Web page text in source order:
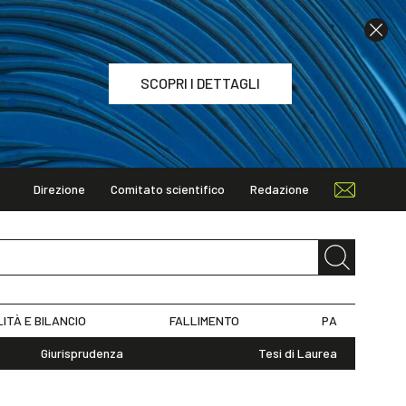
SCOPRI I DETTAGLI
Direzione Comitato scientifico Redazione
E BILANCIO FALLIMENTO PA
Giurisprudenza Tesi di Laurea